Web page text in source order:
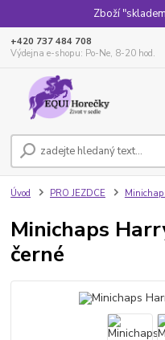
Zboží
+420 737 484 708
Výdejna e-shopu: Po-Ne, 8-20 hod.
Úvod PRO JEZDCE
Minichaps
černé